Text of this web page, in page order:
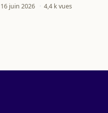
16 juin 2026 · 4,4 k vues